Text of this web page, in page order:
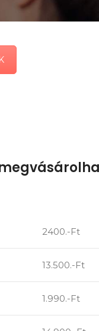
2400.-Ft
13.500.-Ft
1.990.-Ft